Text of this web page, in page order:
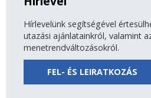
Hírlevelünk segítségével
utazási ajánlatainkról, valamint
menetrendváltozásokról.
FEL- ÉS LEIRATKOZÁS